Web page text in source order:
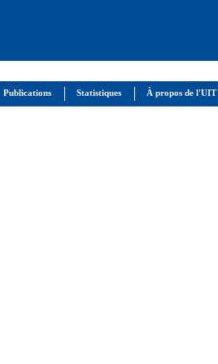
Publications Statistiques À propos de l'UIT